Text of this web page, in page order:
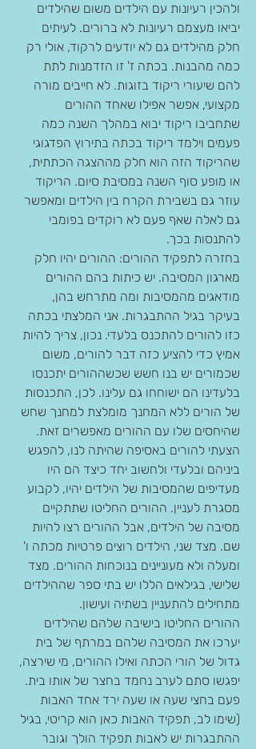
ולהכין רעיונות עם הילדים משום שהילדים
יביאו מעצמם רעיונות לא ברורים. לעיתים
חלק מהילדים גם לא יודעים לרקוד, אולי רק
כמה מהבנות. בכתה ז' זו הזדמנות לתת
להם שיעורי ריקוד בזוגות. לא חייבים מורה
מקצועי, אפשר אפילו שאחד ההורים
שתחביבו ריקוד יבוא במהלך השנה כמה
פעמים וילמד ריקוד בכתה בתירוץ הפדגוגי
שהריקוד הזה הוא חלק מההצגה הכתתית,
או מופע סוף השנה במסיבת סיום. הריקוד
עוזר גם בשבירת הקרח בין הילדים ומאפשר
גם לאלה שאף פעם לא רוקדים בפומבי
להתנסות בכך.
בחזרה לתפקיד ההורים: ההורים יהיו חלק
מארגון המסיבה. יש כיתות בהם ההורים
מודאגים מהמסיבות ומה מתרחש בהן,
בעיקר בגיל ההתבגרות. אני המלצתי בכתה
כזו להורים להתכנס בלעדי. נכון, צריך להיות
אמיץ כדי להציע כזה דבר להורים, משום
שכמורים יש בנו חשש שכשההורים יתכנסו
בלעדינו הם ישוחחו גם עלינו. לכן, התכנסות
של הורים ללא המחנך מומלצת למחנך שחש
שהיחסים שלו עם ההורים מאפשרים זאת.
הצעתי להורים באסיפה שהיתה לנו, להפגש
ביניהם ובלעדי ולחשוב יחד כיצד הם היו
מעדיפים שהמסיבות של הילדים יהיו, לקבוע
מסגרת לעניין. ההורים החליטו שתתקיים
מסיבה של הילדים, אבל ההורים רצו להיות
שם. מצד שני, הילדים רוצים פרטיות מכתה ו'
ומעלה ולא מעוניינים בנוכחות ההורים. מצד
שלישי, בגילאים הללו יש בתי ספר שההילדים
מתחילים להתעניין בשתיה ועישון.
ההורים החליטו בישיבה שלהם שהילדים
יערכו את המסיבה שלהם במרתף של בית
גדול של הורי הכתה ואילו ההורים, מי שירצה,
יפגשו סתם לערב נחמד בחצר של אותו בית.
פעם בחצי שעה או שעה ירד אחד האבות
(שימו לב, תפקיד האבות כאן הוא קריטי, בגיל
ההתבגרות יש לאבות תפקיד הולך וגובר